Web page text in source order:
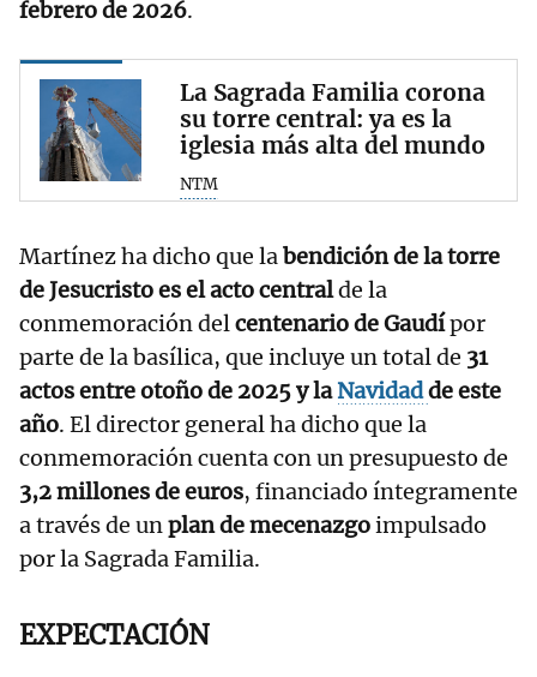
febrero de 2026.
La Sagrada Familia corona
su torre central: ya es la
iglesia más alta del mundo
NTM
Martínez ha dicho que labendición de la torre
de Jesucristo es el acto centralde la
conmemoración delcentenario de Gaudípor
parte de la basílica, que incluye un total de 31
actos entre otoño de 2025 y laNavidadde este
año. El director general ha dicho que la
conmemoración cuenta con un presupuesto de
3,2 millones de euros, financiado íntegramente
a través de unplan de mecenazgoimpulsado
por la Sagrada Familia.
EXPECTACIÓN